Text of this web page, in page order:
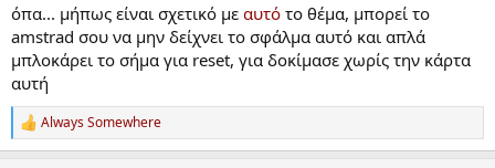
όπα... μήπως είναι σχετικό με αυτό το θέμα, μπορεί το
amstrad σου να μην δείχνει το σφάλμα αυτό και απλά
μπλοκάρει το σήμα για reset, για δοκίμασε χωρίς την κάρτα
αυτή
R
e
Always Somewhere